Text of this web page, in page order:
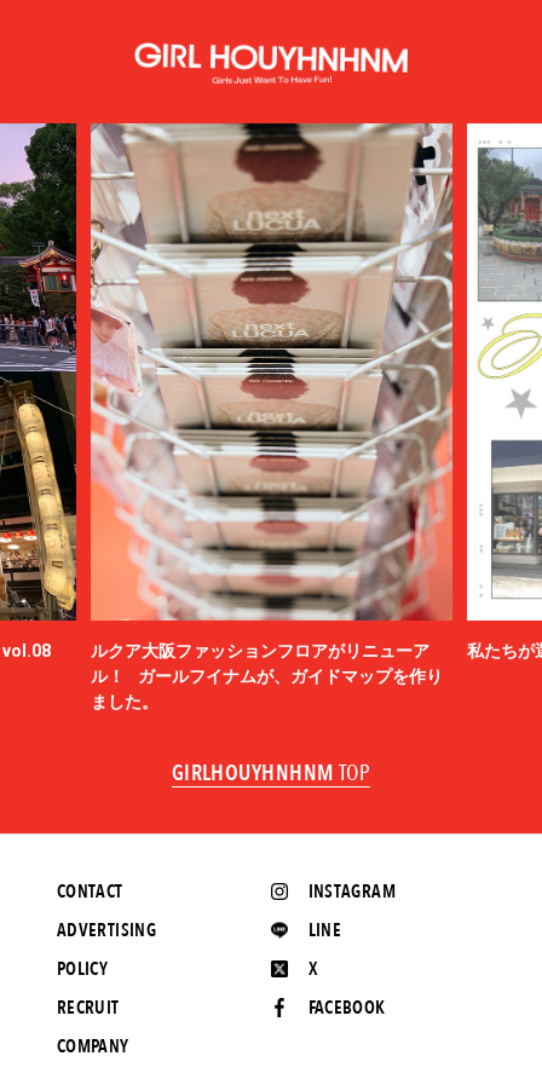
vol.08
ルクア大阪ファッションフロアがリニューア
ル！ ガールフイナムが、ガイドマップを作り
ました。
私たちが
GIRLHOUYHNHNM TOP
INSTAGRAM
LINE
X
FACEBOOK
CONTACT
ADVERTISING
POLICY
RECRUIT
COMPANY